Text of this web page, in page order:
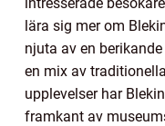
lära sig mer om
njuta av en
en mix av
upplevelser har
framkant av